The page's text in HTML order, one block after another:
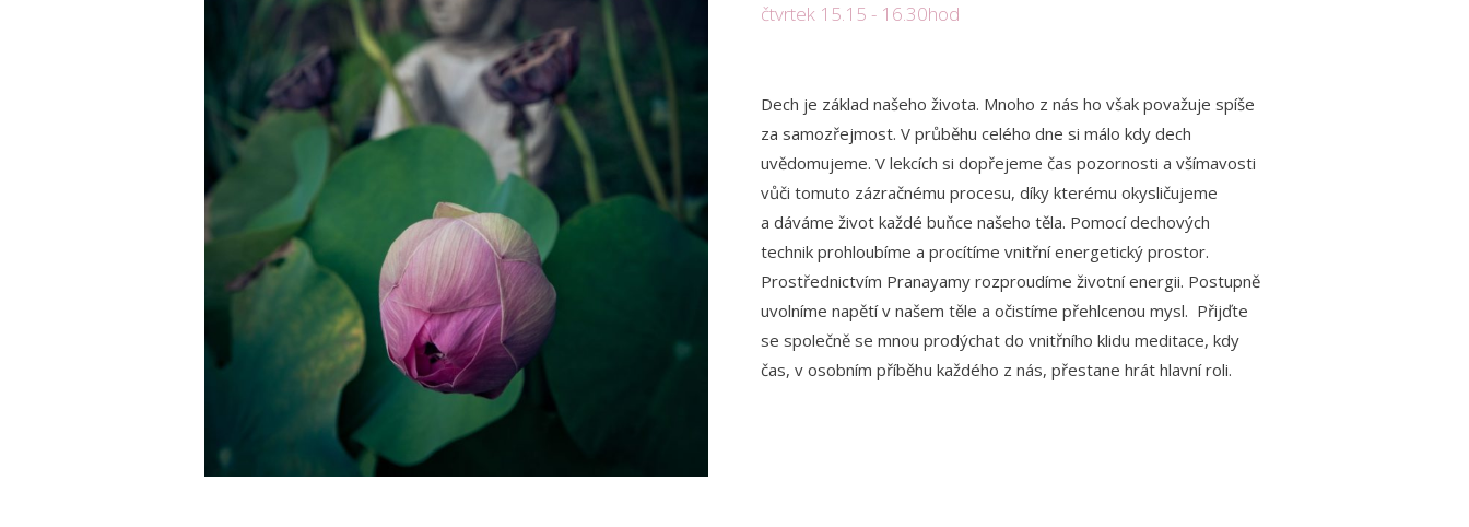
čtvrtek 15.15 - 16.30hod
Dech je základ našeho života. Mnoho z nás ho však považuje spíše
za samozřejmost. V průběhu celého dne si málo kdy dech
uvědomujeme. V lekcích si dopřejeme čas pozornosti a všímavosti
vůči tomuto zázračnému procesu, díky kterému okysličujeme
a dáváme život každé buňce našeho těla. Pomocí dechových
technik prohloubíme a procítíme vnitřní energetický prostor.
Prostřednictvím Pranayamy rozproudíme životní energii. Postupně
uvolníme napětí v našem těle a očistíme přehlcenou mysl. Přijďte
se společně se mnou prodýchat do vnitřního klidu meditace, kdy
čas, v osobním příběhu každého z nás, přestane hrát hlavní roli.